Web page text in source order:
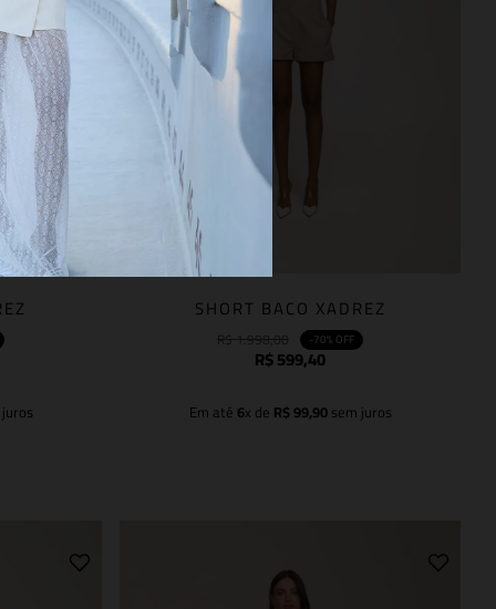
SHORT BACO XADREZ
-70% OFF
R$599,40
Em até 6x de R$99,90sem juros